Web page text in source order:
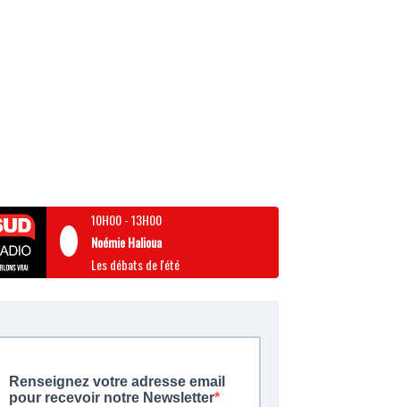
10H00-13H00
Noémie Halioua
Les débats de l'été